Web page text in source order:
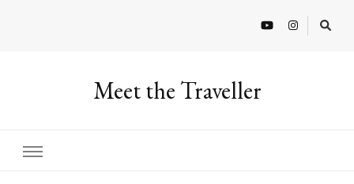
Meet the Traveller